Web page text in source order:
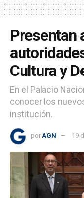
Presentan
Cultura y
En el Palacio
conocer los
institución.
por AGN 19